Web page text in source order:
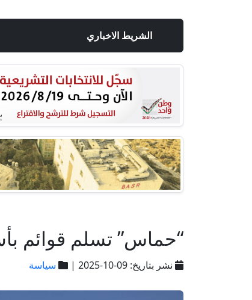
الشريط الاخباري
“حماس” تسلم قوائم
نشر بتاريخ: 09-10-2025 | سياسة